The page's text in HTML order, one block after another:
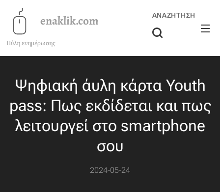
enaklik.com
Πύλη ενημέρωσης
ΑΝΑΖΉΤΗΣΗ
Ψηφιακή άυλη κάρτα Youth
pass: Πως εκδίδεται και πως
λειτουργεί στο smartphone
σου
2024-05-24